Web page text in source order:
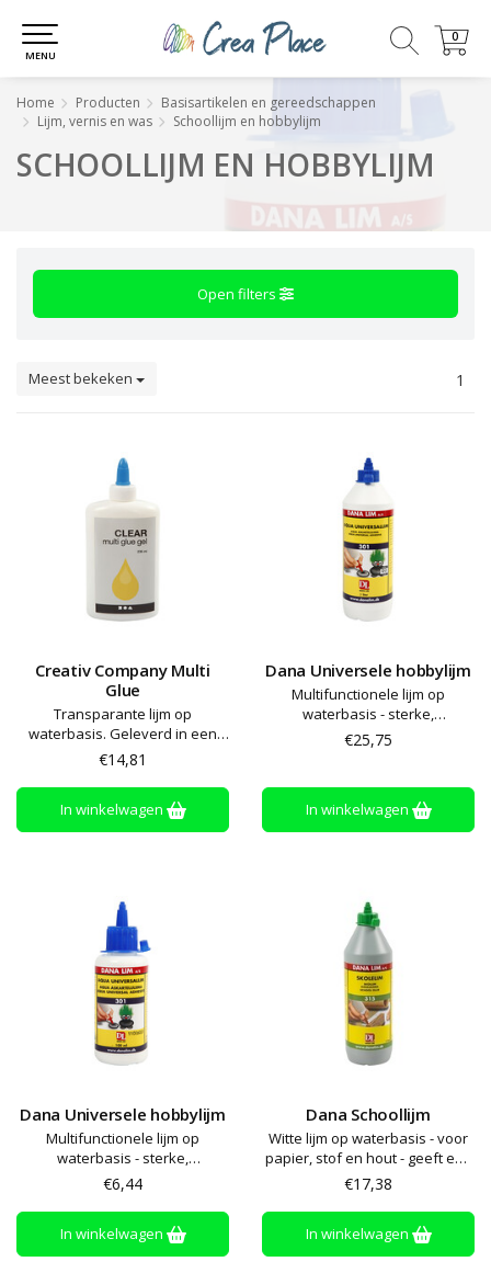
0
0
MENU
Home Producten
Basisartikelen en gereedschappen
Lijm, vernis en was
Schoollijm en hobbylijm
SCHOOLLIJM EN HOBBYLIJM
Open filters
Meest bekeken 1
Creativ Company Multi
Glue
Transparante lijm op
waterbasis. Geleverd in een
fles met een punt. Geeft een
transparante, wasbare en
sterke verbinding voor
bijvoorbeeld vilt, stof, leer,
styropor, hout, papier,
€14,81
In winkelwagen
Dana Universele hobbylijm
Multifunctionele lijm op
waterbasis - sterke,
transparante hechting -
geschikt voor steen, glas,
metaal. Droogtijd circa 10-30
minuten
€25,75
In winkelwagen
Dana Universele hobbylijm
Multifunctionele lijm op
waterbasis - sterke,
transparante hechting -
geschikt voor steen, glas,
plastic, hout, stof papier en
metaal. Droogtijd circa 10-30
minuten
€6,44
In winkelwagen
Dana Schoollijm
Witte lijm op waterbasis - voor
papier, stof en hout - geeft een
transparante en stevige
binding - wateroplosbaar -
makkelijk af te wassen.
Droogtijd circa 10-30 minuten
€17,38
In winkelwagen